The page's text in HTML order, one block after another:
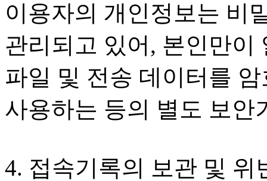
이용자의 개인정보는 비
관리되고 있어, 본인만이
파일 및 전송 데이터를
사용하는 등의 별도 보안
4. 접속기록의 보관 및 위